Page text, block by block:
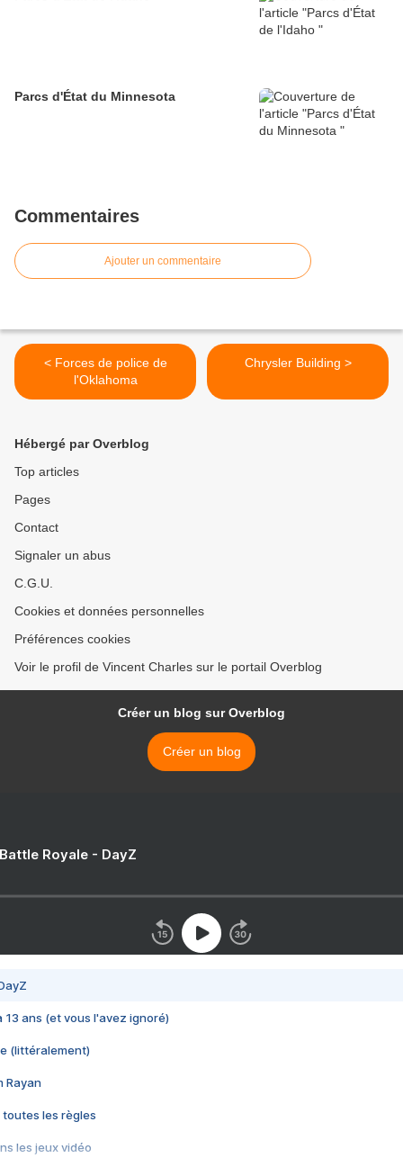
Parcs d'État du Minnesota
Commentaires
Ajouter un commentaire
< Forces de police de
l'Oklahoma
Chrysler Building >
Hébergé par Overblog
Top articles
Pages
Contact
Signaler un abus
C.G.U.
Cookies et données personnelles
Préférences cookies
Voir le profil de Vincent Charles sur le portail Overblog
Créer un blog sur Overblog
Créer un blog
Royale - DayZ
13 ans (et vous l'avez ignoré)
(littéralement)
Rayan
toutes les règles
les jeux vidéo